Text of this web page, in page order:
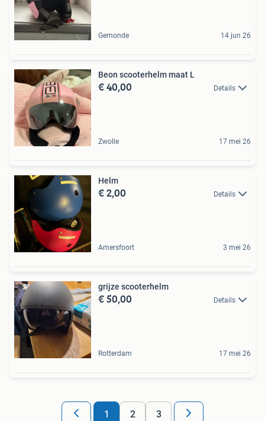
Gemonde 14 jun 26
Beon scooterhelm maat L
€ 40,00 Details
Zwolle 17 mei 26
Helm
€ 2,00 Details
Amersfoort 3 mei 26
grijze scooterhelm
€ 50,00 Details
Rotterdam 17 mei 26
1 2 3